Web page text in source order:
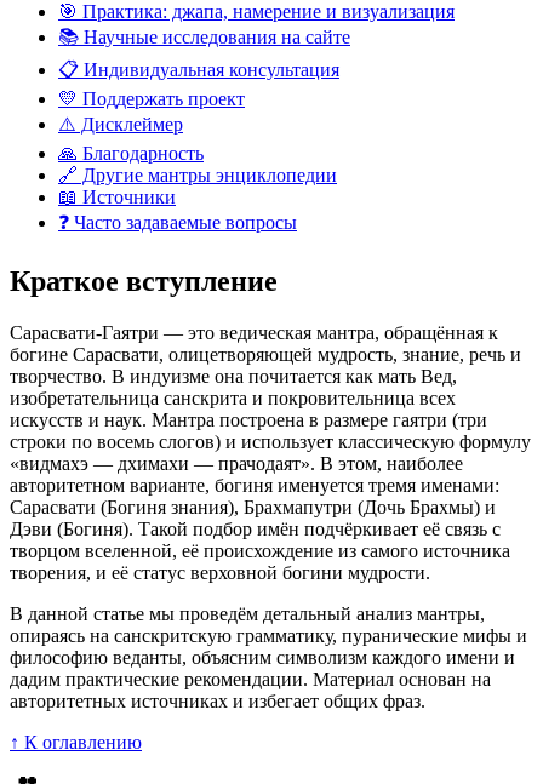
🎯 Практика: джапа, намерение и визуализация
📚 Научные исследования на сайте
📋 Индивидуальная консультация
💛 Поддержать проект
⚠️ Дисклеймер
🙏 Благодарность
🔗 Другие мантры энциклопедии
📖 Источники
❓ Часто задаваемые вопросы
Краткое вступление
Сарасвати-Гаятри — это ведическая мантра, обращённая к
богине Сарасвати, олицетворяющей мудрость, знание, речь и
творчество. В индуизме она почитается как мать Вед,
изобретательница санскрита и покровительница всех
искусств и наук. Мантра построена в размере гаятри (три
строки по восемь слогов) и использует классическую формулу
«видмахэ — дхимахи — прачодаят». В этом, наиболее
авторитетном варианте, богиня именуется тремя именами:
Сарасвати (Богиня знания), Брахмапутри (Дочь Брахмы) и
Дэви (Богиня). Такой подбор имён подчёркивает её связь с
творцом вселенной, её происхождение из самого источника
творения, и её статус верховной богини мудрости.
В данной статье мы проведём детальный анализ мантры,
опираясь на санскритскую грамматику, пуранические мифы и
философию веданты, объясним символизм каждого имени и
дадим практические рекомендации. Материал основан на
авторитетных источниках и избегает общих фраз.
↑ К оглавлению